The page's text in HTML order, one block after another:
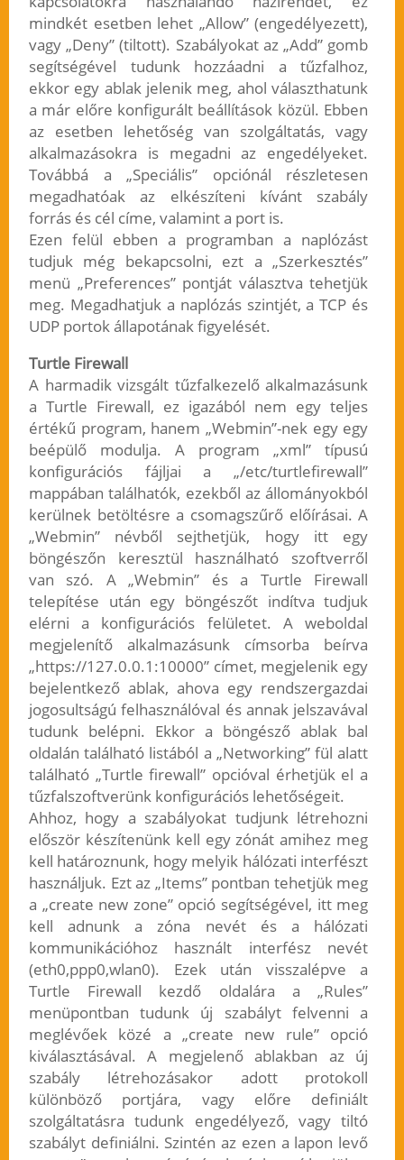
mindkét esetben lehet „Allow” (engedélyezett),
vagy „Deny” (tiltott). Szabályokat az „Add” gomb
segítségével tudunk hozzáadni a tűzfalhoz,
ekkor egy ablak jelenik meg, ahol választhatunk
a már előre konfigurált beállítások közül. Ebben
az esetben lehetőség van szolgáltatás, vagy
alkalmazásokra is megadni az engedélyeket.
Továbbá a „Speciális” opciónál részletesen
megadhatóak az elkészíteni kívánt szabály
forrás és cél címe, valamint a port is.
Ezen felül ebben a programban a naplózást
tudjuk még bekapcsolni, ezt a „Szerkesztés”
menü „Preferences” pontját választva tehetjük
meg. Megadhatjuk a naplózás szintjét, a TCP és
UDP portok állapotának figyelését.
Turtle Firewall
A harmadik vizsgált tűzfalkezelő alkalmazásunk
a Turtle Firewall, ez igazából nem egy teljes
értékű program, hanem „Webmin”-nek egy egy
beépülő modulja. A program „xml” típusú
konfigurációs fájljai a „/etc/turtlefirewall”
mappában találhatók, ezekből az állományokból
kerülnek betöltésre a csomagszűrő előírásai. A
„Webmin” névből sejthetjük, hogy itt egy
böngészőn keresztül használható szoftverről
van szó. A „Webmin” és a Turtle Firewall
telepítése után egy böngészőt indítva tudjuk
elérni a konfigurációs felületet. A weboldal
megjelenítő alkalmazásunk címsorba beírva
„https://127.0.0.1:10000” címet, megjelenik egy
bejelentkező ablak, ahova egy rendszergazdai
jogosultságú felhasználóval és annak jelszavával
tudunk belépni. Ekkor a böngésző ablak bal
oldalán található listából a „Networking” fül alatt
található „Turtle firewall” opcióval érhetjük el a
tűzfalszoftverünk konfigurációs lehetőségeit.
Ahhoz, hogy a szabályokat tudjunk létrehozni
először készítenünk kell egy zónát amihez meg
kell határoznunk, hogy melyik hálózati interfészt
használjuk. Ezt az „Items” pontban tehetjük meg
a „create new zone” opció segítségével, itt meg
kell adnunk a zóna nevét és a hálózati
kommunikációhoz használt interfész nevét
(eth0,ppp0,wlan0). Ezek után visszalépve a
Turtle Firewall kezdő oldalára a „Rules”
menüpontban tudunk új szabályt felvenni a
meglévőek közé a „create new rule” opció
kiválasztásával. A megjelenő ablakban az új
szabály létrehozásakor adott protokoll
különböző portjára, vagy előre definiált
szolgáltatásra tudunk engedélyező, vagy tiltó
szabályt definiálni. Szintén az ezen a lapon levő